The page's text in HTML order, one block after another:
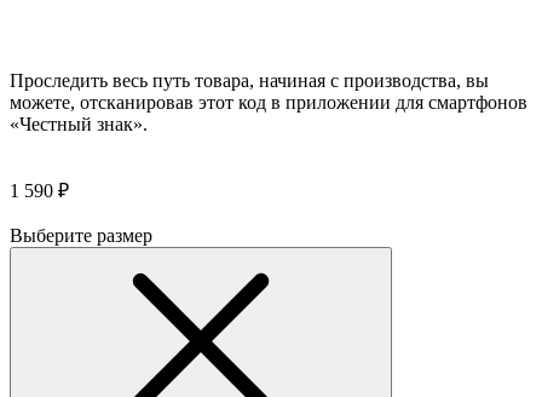
Проследить весь путь товара, начиная с производства, вы
можете, отсканировав этот код в приложении для смартфонов
«Честный знак».
1 590 ₽
Выберите размер